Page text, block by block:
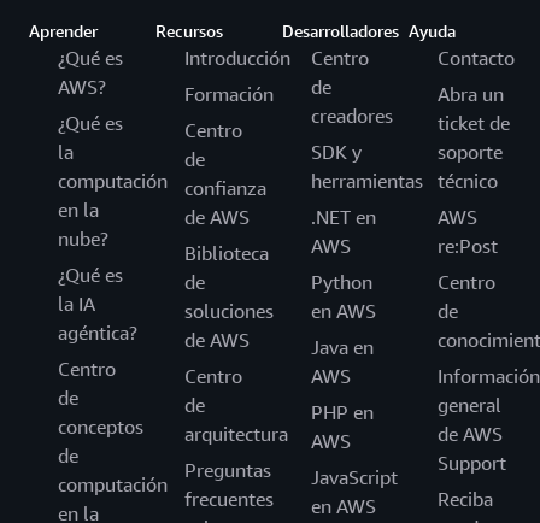
Aprender
¿Qué es
AWS?
¿Qué es
la
computación
en la
nube?
¿Qué es
la IA
agéntica?
Centro
de
conceptos
de
computación
en la
Recursos
Introducción
Formación
Centro
de
confianza
de AWS
Biblioteca
de
soluciones
de AWS
Centro
de
arquitectura
Preguntas
frecuentes
Desarrolladores
Centro
de
creadores
SDK y
herramientas
.NET en
AWS
Python
en AWS
Java en
AWS
PHP en
AWS
JavaScript
en AWS
Ayuda
Contacto
Abra un
ticket de
soporte
técnico
AWS
re:Post
Centro
de
Información
general
de AWS
Support
Reciba